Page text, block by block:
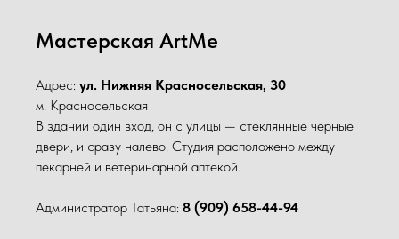
Мастерская ArtMe
Адрес: ул. Нижняя Красносельская, 30
м. Красносельская
В здании один вход, он с улицы — стеклянные черные
двери, и сразу налево. Студия расположено между
пекарней и ветеринарной аптекой.
Администратор Татьяна: 8 (909) 658-44-94